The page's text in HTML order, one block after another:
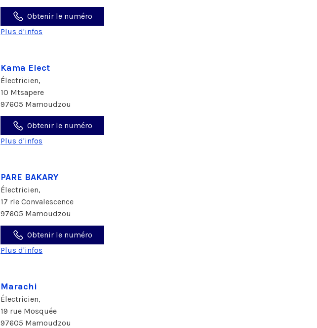
Obtenir le numéro
Plus d'infos
Kama Elect
Électricien,
10 Mtsapere
97605 Mamoudzou
Obtenir le numéro
Plus d'infos
PARE BAKARY
Électricien,
17 rle Convalescence
97605 Mamoudzou
Obtenir le numéro
Plus d'infos
Marachi
Électricien,
19 rue Mosquée
97605 Mamoudzou